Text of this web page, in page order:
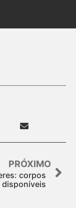
PRÓXIMO
corpos
disponíveis